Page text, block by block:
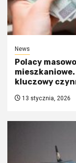
News
Polacy
mieszkaniowe.
kluczowy
13 stycznia, 2026